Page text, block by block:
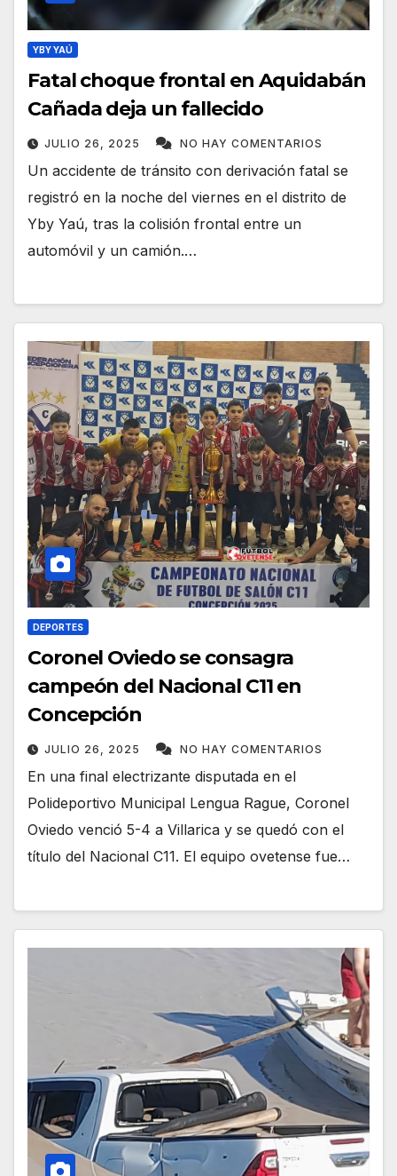
YBY YAÚ
Fatal choque frontal en Aquidabán
Cañada deja un fallecido
JULIO 26, 2025 NO HAY COMENTARIOS
Un accidente de tránsito con derivación fatal se
registró en la noche del viernes en el distrito de
Yby Yaú, tras la colisión frontal entre un
automóvil y un camión.…
DEPORTES
Coronel Oviedo se consagra
campeón del Nacional C11 en
Concepción
JULIO 26, 2025 NO HAY COMENTARIOS
En una final electrizante disputada en el
Polideportivo Municipal Lengua Rague, Coronel
Oviedo venció 5-4 a Villarica y se quedó con el
título del Nacional C11. El equipo ovetense fue…